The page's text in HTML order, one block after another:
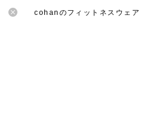
cohanのフィットネスウェア